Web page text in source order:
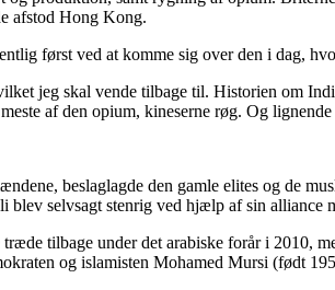
afstod Hong Kong.
først ved at komme sig over den i dag,
jeg skal vende tilbage til. Historien om
af den opium, kineserne røg. Og
beslaglagde den gamle elites og de
selvsagt stenrig ved hjælp af sin alliance
tilbage under det arabiske forår i 2010,
og islamisten Mohamed Mursi (født